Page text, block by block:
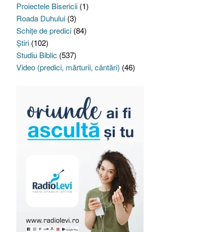
Proiectele Bisericii(1)
Roada Duhului(3)
Schiţe de predici(84)
Ştiri(102)
Studiu Biblic (537)
Video (predici, mărturii, cântări) (46)